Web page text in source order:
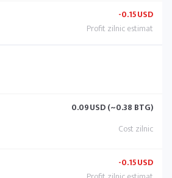
-0.15USD
0.09USD (~0.38 BTG)
-0.15USD